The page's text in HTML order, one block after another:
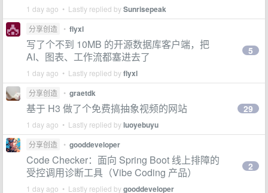
1 day ago • Lastly replied bySunrisepeak
分享创造 • flyxl
写了个不到 10MB 的开源数据库客户端，把
AI、图表、工作流都塞进去了
1 day ago • Lastly replied byflyxl
5
分享创造 • graetdk
基于 H3 做了个免费搞抽象视频的网站
1 day ago • Lastly replied byluoyebuyu
29
分享创造 • gooddeveloper
Code Checker：面向 Spring Boot 线上排障的
受控调用诊断工具（Vibe Coding 产品）
1 day ago • Lastly replied bygooddeveloper
2